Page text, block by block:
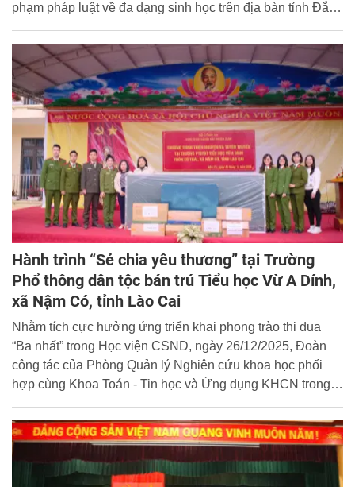
phạm pháp luật về đa dạng sinh học trên địa bàn tỉnh Đắk
các hoạt động sinh hoạt chính trị, an sinh xã hội trên địa
bàn tỉnh.
Hành trình “Sẻ chia yêu thương” tại Trường
Phổ thông dân tộc bán trú Tiểu học Vừ A Dính,
xã Nậm Có, tỉnh Lào Cai
Nhằm tích cực hưởng ứng triển khai phong trào thi đua
“Ba nhất” trong Học viện CSND, ngày 26/12/2025, Đoàn
công tác của Phòng Quản lý Nghiên cứu khoa học phối
hợp cùng Khoa Toán - Tin học và Ứng dụng KHCN trong
tại Trường Phổ thông dân tộc bán trú (PTDTBT) Tiểu học
Vừ A Dính, xã Nậm Có, tỉnh Lào Cai.